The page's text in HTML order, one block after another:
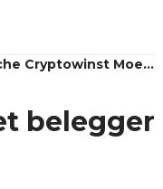
Cryptowinst Moet
Aangeven
belegger